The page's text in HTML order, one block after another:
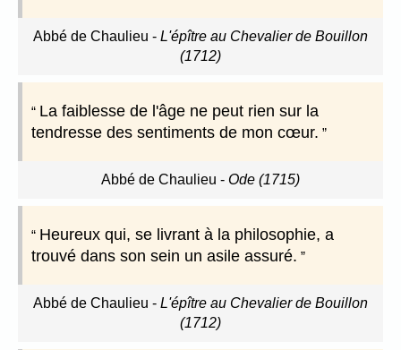
Abbé de Chaulieu - L'épître au Chevalier de Bouillon
(1712)
La faiblesse de l'âge ne peut rien sur la
tendresse des sentiments de mon cœur.
Abbé de Chaulieu - Ode (1715)
Heureux qui, se livrant à la philosophie, a
trouvé dans son sein un asile assuré.
Abbé de Chaulieu - L'épître au Chevalier de Bouillon
(1712)